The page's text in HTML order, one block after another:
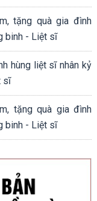
tặng quà gia đình
binh - Liệt sĩ
hùng liệt sĩ nhân kỷ
sĩ
tặng quà gia đình
binh - Liệt sĩ